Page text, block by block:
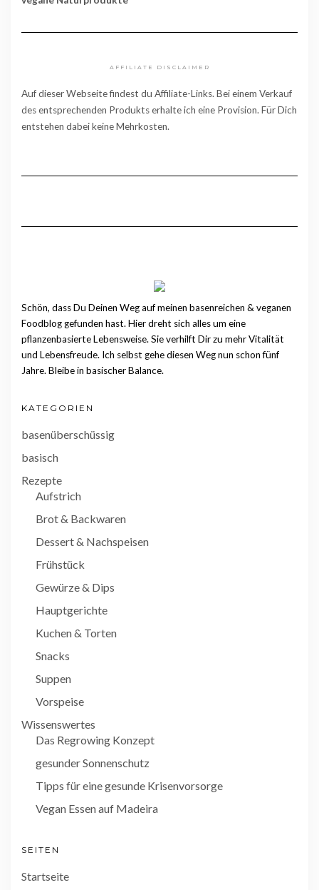
AFFILIATE DISCLAIMER
Auf dieser Webseite findest du Affiliate-Links. Bei einem Verkauf
des entsprechenden Produkts erhalte ich eine Provision. Für Dich
entstehen dabei keine Mehrkosten.
Schön, dass Du Deinen Weg auf meinen basenreichen & veganen
Foodblog gefunden hast. Hier dreht sich alles um eine
pflanzenbasierte Lebensweise. Sie verhilft Dir zu mehr Vitalität
und Lebensfreude. Ich selbst gehe diesen Weg nun schon fünf
Jahre. Bleibe in basischer Balance.
KATEGORIEN
basenüberschüssig
basisch
Rezepte
Aufstrich
Brot & Backwaren
Dessert & Nachspeisen
Frühstück
Gewürze & Dips
Hauptgerichte
Kuchen & Torten
Snacks
Suppen
Vorspeise
Wissenswertes
Das Regrowing Konzept
gesunder Sonnenschutz
Tipps für eine gesunde Krisenvorsorge
Vegan Essen auf Madeira
SEITEN
Startseite